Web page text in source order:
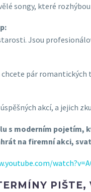
songy, které
Jsou
pár
akcí, a jejich
s moderním pojetím,
na firemní akci,
PIŠTE,